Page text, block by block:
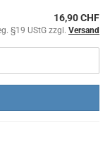
16,90 CHF
§19 UStG zzgl. Versand